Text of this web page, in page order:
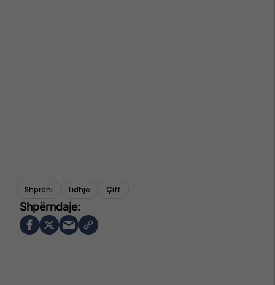
Shprehi Lidhje Çift